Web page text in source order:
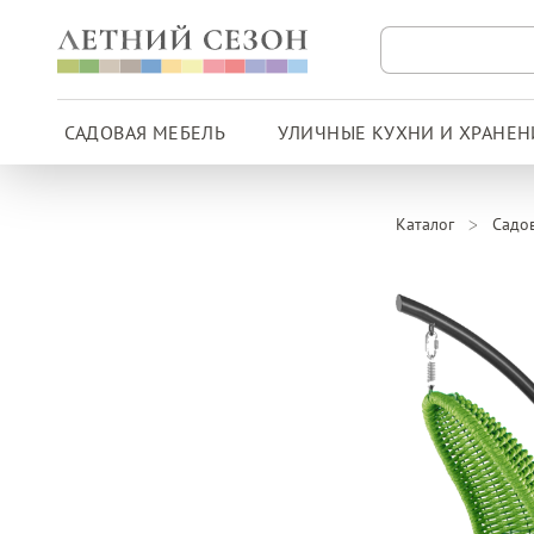
САДОВАЯ МЕБЕЛЬ УЛИЧНЫЕ КУХНИ И
Каталог